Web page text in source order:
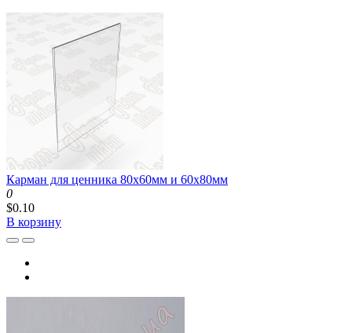
Карман для ценника 80x60мм и 60x80мм
0
$0.10
В корзину